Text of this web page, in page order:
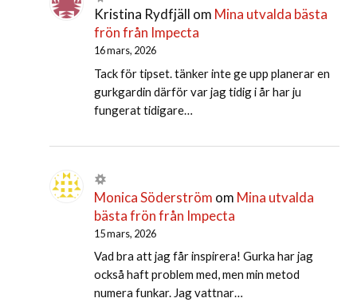
Kristina Rydfjäll om Mina utvalda bästa
frön från Impecta
16 mars, 2026
Tack för tipset. tänker inte ge upp planerar en
gurkgardin därför var jag tidig i år har ju
fungerat tidigare…
Monica Söderström om Mina utvalda
bästa frön från Impecta
15 mars, 2026
Vad bra att jag får inspirera! Gurka har jag
också haft problem med, men min metod
numera funkar. Jag vattnar…